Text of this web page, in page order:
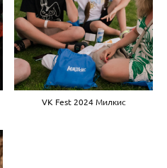
VK Fest 2024 Милкис